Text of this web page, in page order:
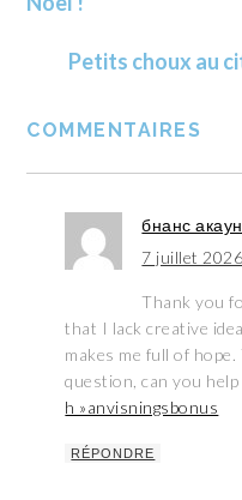
Petits choux au
COMMENTAIRES
бнанс
7 juillet
Thank you
that I lack creative
makes me full of
question, can you help
h »anvisningsbonus
RÉPONDRE